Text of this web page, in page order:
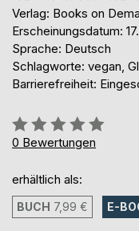
Verlag: Books on
Erscheinungsdatum:
Sprache: Deutsch
Schlagworte: vegan,
Barrierefreiheit:
Bewertung::
0%
0 Bewertungen
erhältlich als:
BUCH 7,99 € E-